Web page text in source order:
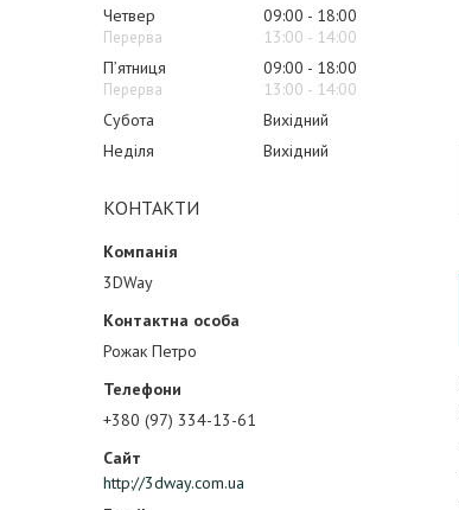
Четвер
09:00
18:00
13:00
14:00
Пʼятниця
09:00
18:00
13:00
14:00
Субота
Вихідний
Неділя
Вихідний
КОНТАКТИ
3DWay
Рожак Петро
+380 (97) 334-13-61
http://3dway.com.ua